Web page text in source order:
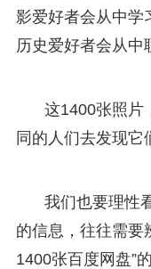
影爱好者会从中学
历史爱好者会从中
这1400张照片
同的人们去发现它
我们也要理性
的信息，往往需要
1400张百度网盘”